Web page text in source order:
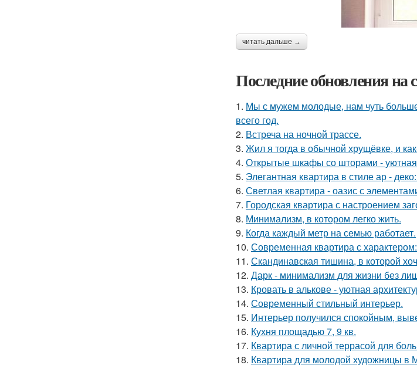
читать дальше →
Последние обновления на
1. Мы с мужем молодые, нам чуть больше
всего год.
2. Встреча на ночной трассе.
3. Жил я тогда в обычной хрущёвке, и
4. Открытые шкафы со шторами - уютная
5. Элегантная квартира в стиле ар -
6. Светлая квартира - оазис с
7. Городская квартира с настроением
8. Минимализм, в котором легко жить.
9. Когда каждый метр на семью работает.
10. Современная квартира с
11. Скандинавская тишина, в которой
12. Дарк - минимализм для жизни без
13. Кровать в алькове - уютная
14. Современный стильный интерьер.
15. Интерьер получился спокойным,
16. Кухня площадью 7, 9 кв.
17. Квартира с личной террасой для
18. Квартира для молодой художницы в